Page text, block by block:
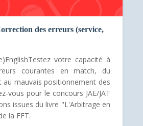
des erreurs (service,
votre capacité à
courantes en match, du
au mauvais positionnement des
vous pour le concours JAE/JAT
issues du livre "L'Arbitrage en
la FFT.